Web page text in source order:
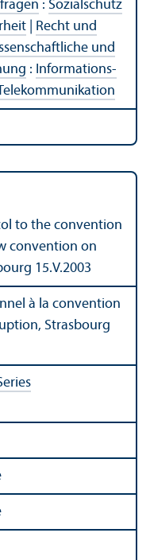
: Sozialschutz
Recht und
und
: Informations­
to the convention
convention on
15.V.2003
à la convention
Strasbourg